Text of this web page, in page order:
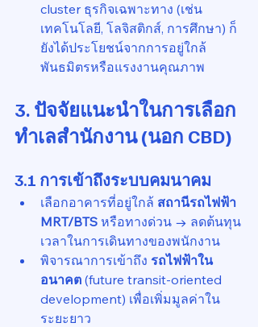
cluster ธุรกิจเฉพาะทาง (เช่น
เทคโนโลยี, โลจิสติกส์, การศึกษา) ก็
ยังได้ประโยชน์จากการอยู่ใกล้
พันธมิตรหรือแรงงานคุณภาพ
3. ปัจจัยแนะนำในการเลือก
ทำเลสำนักงาน (นอก CBD)
3.1 การเข้าถึงระบบคมนาคม
เลือกอาคารที่อยู่ใกล้ สถานีรถไฟฟ้า
MRT/BTS หรือทางด่วน → ลดต้นทุน
เวลาในการเดินทางของพนักงาน
พิจารณาการเข้าถึง รถไฟฟ้าใน
อนาคต (future transit-oriented
development) เพื่อเพิ่มมูลค่าใน
ระยะยาว